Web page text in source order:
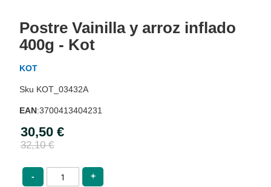
the
beginning
of
the
gallery
Postre Vainilla y arroz inflado
400g - Kot
KOT
KOT_03432A
EAN:3700413404231
Special
Price
30,50 €
32,10 €
- +